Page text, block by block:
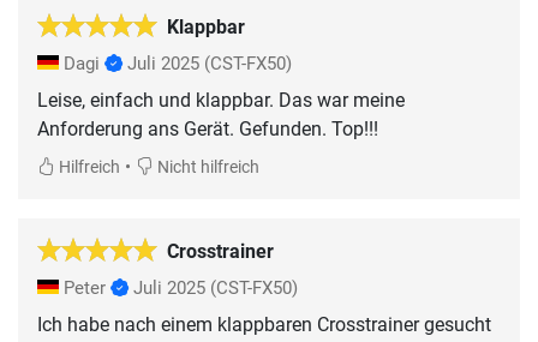
Klappbar
Dagi Juli 2025 (CST-FX50)
Leise, einfach und klappbar. Das war meine
Anforderung ans Gerät. Gefunden. Top!!!
Hilfreich • Nicht hilfreich
Crosstrainer
Peter Juli 2025 (CST-FX50)
Ich habe nach einem klappbaren Crosstrainer gesucht